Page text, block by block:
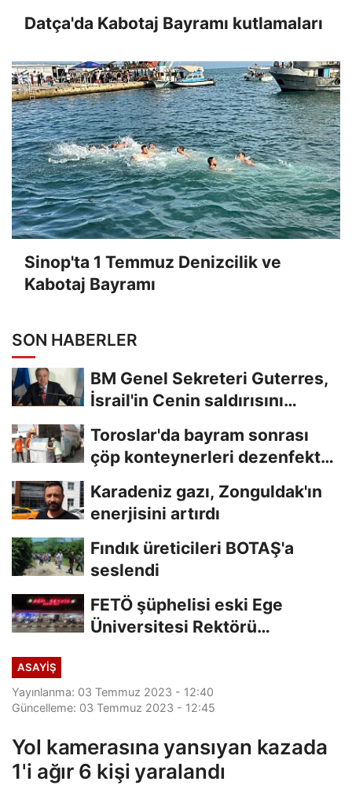
Datça'da Kabotaj Bayramı kutlamaları
Sinop'ta 1 Temmuz Denizcilik ve
Kabotaj Bayramı
SON HABERLER
BM Genel Sekreteri Guterres,
İsrail'in Cenin saldırısını
Toroslar'da bayram sonrası
çöp konteynerleri dezenfekte
Karadeniz gazı, Zonguldak'ın
enerjisini artırdı
Fındık üreticileri BOTAŞ'a
seslendi
FETÖ şüphelisi eski Ege
Üniversitesi Rektörü
ASAYİŞ
Yayınlanma: 03 Temmuz 2023 - 12:40
Güncelleme: 03 Temmuz 2023 - 12:45
Yol kamerasına yansıyan kazada
1'i ağır 6 kişi yaralandı